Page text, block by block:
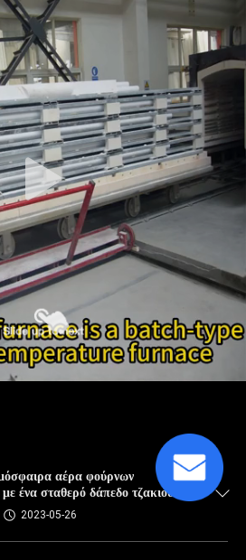
αέρα φούρνων
ένα σταθερό δάπεδο τζακιού και
2023-05-26